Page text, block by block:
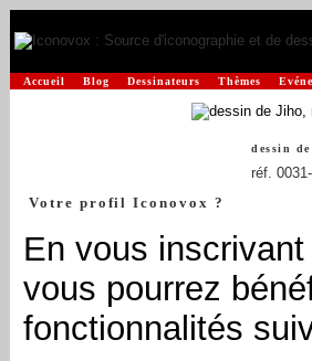
Accueil Blog Dessinateurs Thèmes
dessin de
réf.
Votre profil Iconovox ?
En vous
vous pourrez
fonctionnalités